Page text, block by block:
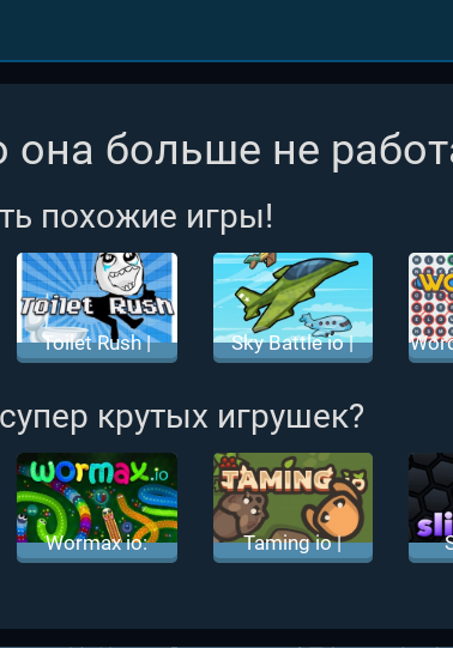
она больше не
похожие игры!
Toilet Rush |
Sky Battle io |
крутых игрушек?
Wormax io:
Taming io |